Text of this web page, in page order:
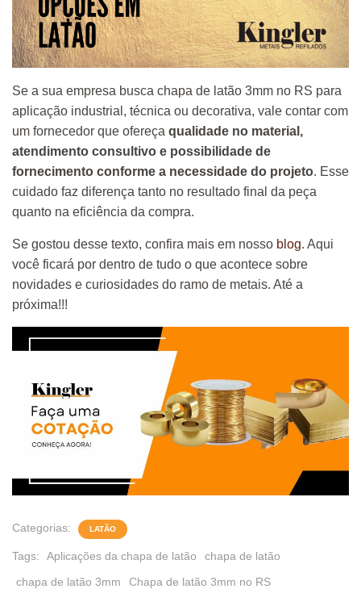
Se a sua empresa busca chapa de latão 3mm no RS para
aplicação industrial, técnica ou decorativa, vale contar com
um fornecedor que ofereça qualidade no material,
atendimento consultivo e possibilidade de
fornecimento conforme a necessidade do projeto. Esse
cuidado faz diferença tanto no resultado final da peça
quanto na eficiência da compra.
Se gostou desse texto, confira mais em nosso blog. Aqui
você ficará por dentro de tudo o que acontece sobre
novidades e curiosidades do ramo de metais. Até a
próxima!!!
Categorias: LATÃO
Tags: Aplicações da chapa de latão
chapa de latão
chapa de latão 3mm
Chapa de latão 3mm no RS